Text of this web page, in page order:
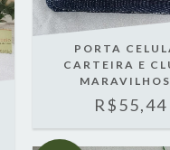
PORTA
CARTEIRA E
R$55,44